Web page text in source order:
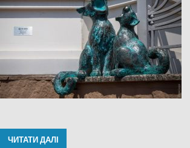
ЧИТАТИ ДАЛІ